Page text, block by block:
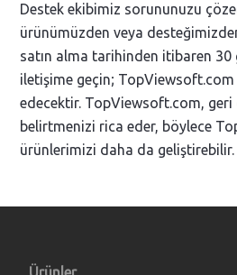
Destek ekibimiz sorununuzu
ürünümüzden veya
satın alma tarihinden itibaren
iletişime geçin; TopViewsoft.com
edecektir. TopViewsoft.com,
belirtmenizi rica eder, böylece
ürünlerimizi daha da geliştirebilir.